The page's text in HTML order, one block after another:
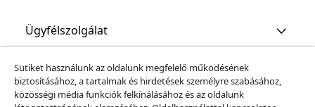
Ügyfélszolgálat
Üzlet
Sütiket használunk az oldalunk megfelelő működésének
biztosításához, a tartalmak és hirdetések személyre szabásához,
közösségi média funkciók felkínálásához és az oldalunk